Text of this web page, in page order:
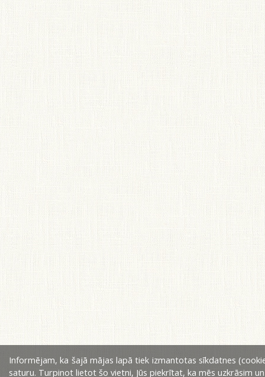
Informējam, ka šajā mājas lapā tiek izmantotas sīkdatnes
saturu. Turpinot lietot šo vietni, Jūs piekrītat, ka mēs uzkrāsim